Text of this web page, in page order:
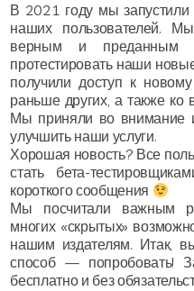
В 2021 году мы запустили
наших пользователей.
верным и преданным
протестировать наши
получили доступ к
раньше других, а также
Мы приняли во внимание
улучшить наши услуги.
Хорошая новость? Все
стать бета-
короткого сообщения
Мы посчитали важным
многих «скрытых»
нашим издателям. Итак,
способ — попробовать!
бесплатно и без